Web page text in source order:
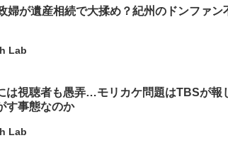
婦が遺産相続で大揉め？紀州のドンファン
Lab
は視聴者も愚弄…モリカケ問題はTBSが報
す事態なのか
Lab